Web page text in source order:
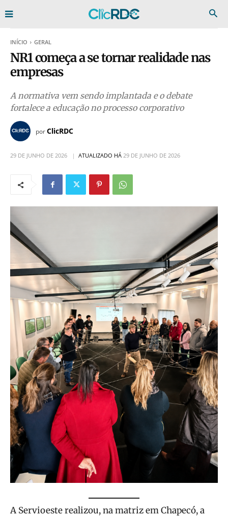
INÍCIO GERAL
NR1 começa a se tornar realidade nas
empresas
A normativa vem sendo implantada e o debate
fortalece a educação no processo corporativo
porClicRDC
29 DE JUNHO DE 2026 ATUALIZADO HÁ 29 DE JUNHO DE 2026
A Servioeste realizou, na matriz em Chapecó, a